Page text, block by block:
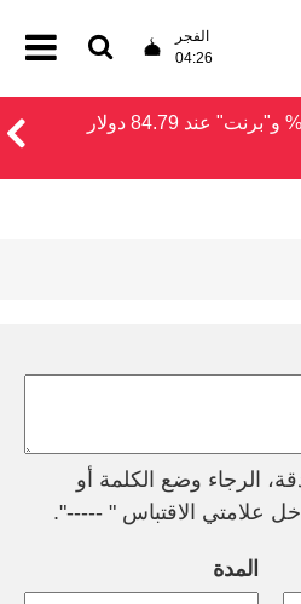
الفجر
04:26
ارتفاع النفط بأكثر من 1% و"برنت" عند 84.79 دولار
الرجاء وضع الكلمة أو
علامتي الاقتباس " -----".
المدة